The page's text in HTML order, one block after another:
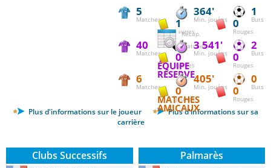
5
Matches
364'
Min. jouées
1
Buts
1
Jaunes
0
Rouges
Récap.
matches
40
Matches
3 541'
Min. jouées
2
Buts
0
Jaunes
0
Rouges
ÉQUIPE
RÉSERVE
6
Matches
405'
Min. jouées
0
Buts
0
Jaunes
0
Rouges
MATCHES
AMICAUX
Plus d'informations sur le joueur
Plus d'informations sur sa
carrière
Clubs Successifs Palmarès